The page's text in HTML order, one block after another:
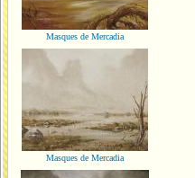
Masques de Mercadia
Masques de Mercadia